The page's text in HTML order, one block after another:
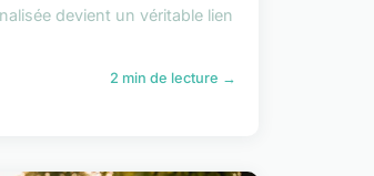
devient un véritable lien
2 min de lecture →